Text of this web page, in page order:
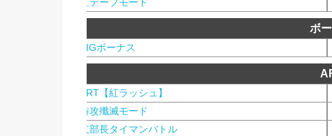
ボ
BIGボーナス
ART【紅ラッシュ】
特攻殲滅モード
支部長タイマンバトル